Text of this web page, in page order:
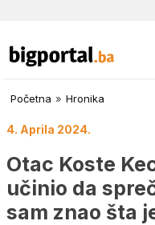
Početna » Hronika
4. Aprila 2024.
Otac Koste
učinio da
sam znao šta